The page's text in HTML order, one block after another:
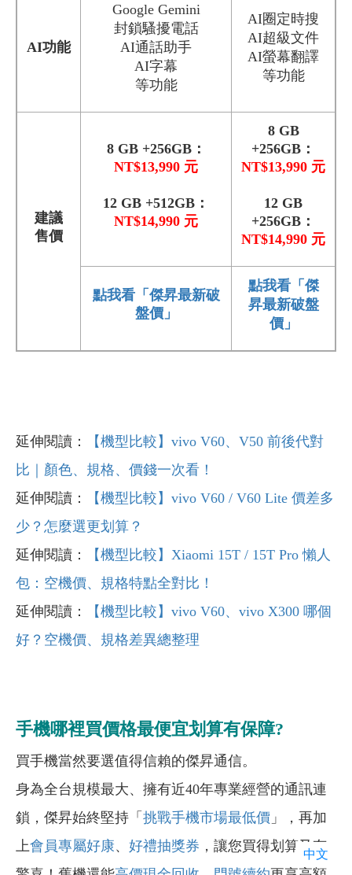
AI功能
Google Gemini
封鎖騷擾電話
AI通話助手
AI字幕
等功能
AI圈定時搜
AI超級文件
AI螢幕翻譯
等功能
建議
售價
8 GB +256GB：
NT$13,990 元
12 GB +512GB：
NT$14,990 元
8 GB
+256GB：
NT$13,990 元
12 GB
+256GB：
NT$14,990 元
點我看「傑昇最新破
盤價」
點我看「傑
昇最新破盤
價」
延伸閱讀：
【機型比較】vivo V60、V50 前後代對
比｜顏色、規格、價錢一次看！
延伸閱讀：
【機型比較】vivo V60 / V60 Lite 價差多
少？怎麼選更划算？
延伸閱讀：
【機型比較】Xiaomi 15T / 15T Pro 懶人
包：空機價、規格特點全對比！
延伸閱讀：
【機型比較】vivo V60、vivo X300 哪個
好？空機價、規格差異總整理
手機哪裡買價格最便宜划算有保障?
買手機當然要選值得信賴的傑昇通信。
身為全台規模最大、擁有近40年專業經營的通訊連
鎖，傑昇始終堅持「 挑戰手機市場最低價 」，再加
上會員專屬好康、 好禮抽獎券 ，讓您買得划算又有
中文